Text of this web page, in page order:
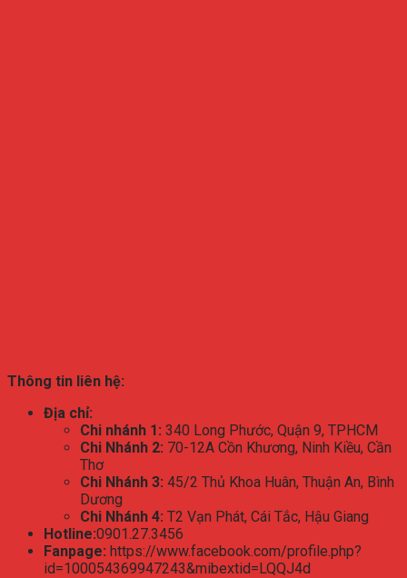
Thông tin liên hệ:
Địa chỉ:
Chi nhánh 1: 340 Long Phước, Quận 9, TPHCM
Chi Nhánh 2: 70-12A Cồn Khương, Ninh Kiều, Cần
Thơ
Chi Nhánh 3: 45/2 Thủ Khoa Huân, Thuận An, Bình
Dương
Chi Nhánh 4: T2 Vạn Phát, Cái Tắc, Hậu Giang
Hotline:0901.27.3456
Fanpage: https://www.facebook.com/profile.php?
id=100054369947243&mibextid=LQQJ4d